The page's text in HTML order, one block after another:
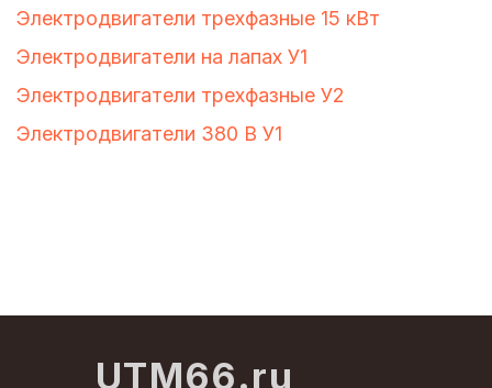
Электродвигатели трехфазные 15 кВт
Электродвигатели на лапах У1
Электродвигатели трехфазные У2
Электродвигатели 380 В У1
UTM66.ru